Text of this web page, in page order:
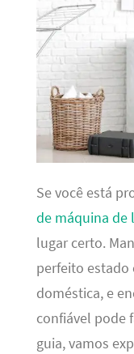
Se você está
de máquina de
lugar certo.
perfeito estado
doméstica, e
confiável pode
guia, vamos